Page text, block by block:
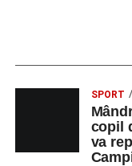
SPORT
copil
va